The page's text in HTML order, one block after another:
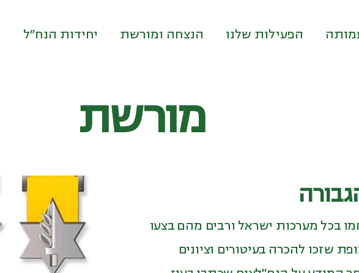
הפעילות שלנו הנצחה ומורשת יחידות הנח״ל
מורשת
בכל מערכות ישראל ורבים מהם בצעו
שזכו להכרה בעיטורים וציונים